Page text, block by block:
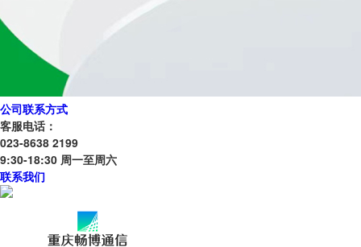
公司联系方式
客服电话：
023-8638 2199
9:30-18:30 周一至周六
联系我们